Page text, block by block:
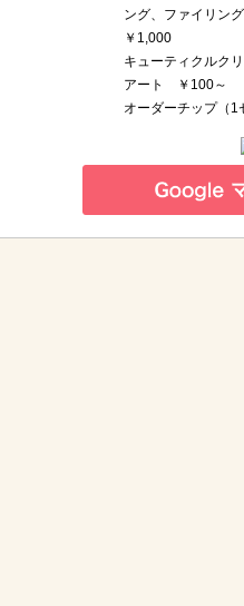
ング、ファイリン
￥1,000
キューティクルク
アート ￥100～
オーダーチップ（